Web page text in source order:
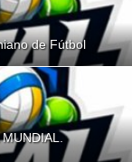
de Fútbol